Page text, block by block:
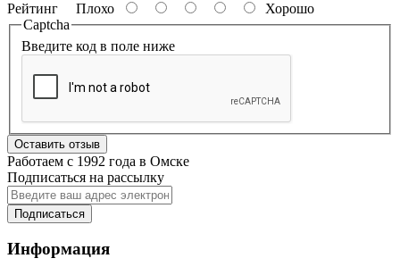
Рейтинг Плохо
Хорошо
Captcha
Введите код в поле ниже
Оставить отзыв
Работаем с 1992 года в Омске
Подписаться на рассылку
Подписаться
Информация